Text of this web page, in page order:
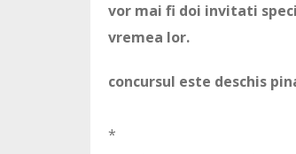
vor mai fi doi invitati
vremea lor.
concursul este deschis
*